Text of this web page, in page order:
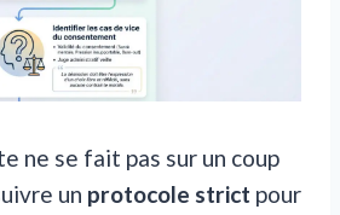
ne se fait pas sur un coup
un protocole strict pour